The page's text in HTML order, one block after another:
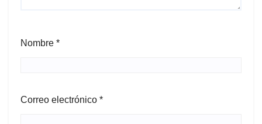
Nombre *
Correo electrónico *